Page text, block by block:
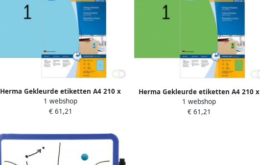
Herma Gekleurde etiketten A4 210 x
297 mm blauw permanent hechtend
1 webshop
€ 61,21
Herma Gekleurde etiketten A4 210 x
297 mm groen permanent hechtend
1 webshop
€ 61,21